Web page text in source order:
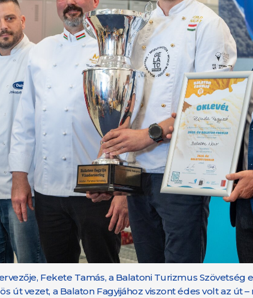
Fekete Tamás, a Balatoni Turizmus Szövetség
út vezet, a Balaton Fagyijához viszont édes volt az út